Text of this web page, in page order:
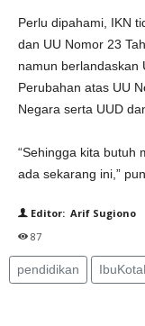
Perlu dipahami, IKN
dan UU Nomor 23
namun berlandaskan
Perubahan atas UU
Negara serta UUD
“Sehingga kita butuh
ada sekarang ini,”
Editor: Arif Sugiono
87
pendidikan